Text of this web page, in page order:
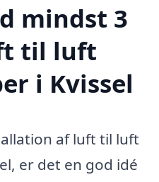
mindst 3
til luft
i Kvissel
af luft til luft
er det en god idé